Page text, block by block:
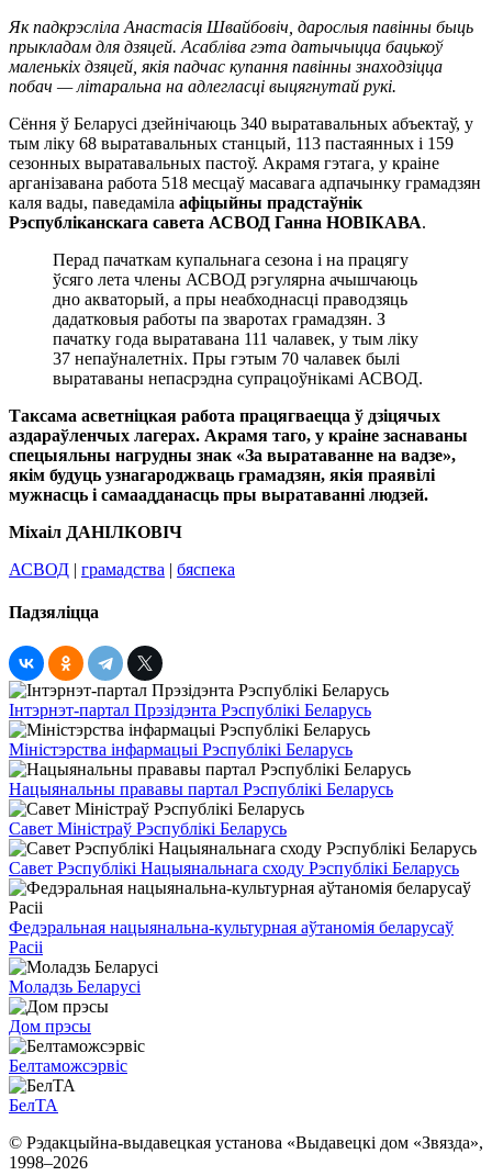
Як падкрэсліла Анастасія Швайбовіч, дарослыя павінны быць
прыкладам для дзяцей. Асабліва гэта датычыцца бацькоў
маленькіх дзяцей, якія падчас купання павінны знаходзіцца
побач — літаральна на адлегласці выцягнутай рукі.
Сёння ў Беларусі дзейнічаюць 340 выратавальных абъектаў, у
тым ліку 68 выратавальных станцый, 113 пастаянных і 159
сезонных выратавальных пастоў. Акрамя гэтага, у краіне
арганізавана работа 518 месцаў масавага адпачынку грамадзян
каля вады, паведаміла афіцыйны прадстаўнік
Рэспубліканскага савета АСВОД Ганна НОВІКАВА.
Перад пачаткам купальнага сезона і на працягу
ўсяго лета члены АСВОД рэгулярна ачышчаюць
дно акваторый, а пры неабходнасці праводзяць
дадатковыя работы па зваротах грамадзян. З
пачатку года выратавана 111 чалавек, у тым ліку
37 непаўналетніх. Пры гэтым 70 чалавек былі
выратаваны непасрэдна супрацоўнікамі АСВОД.
Таксама асветніцкая работа працягваецца ў дзіцячых
аздараўленчых лагерах. Акрамя таго, у краіне заснаваны
спецыяльны нагрудны знак «За выратаванне на вадзе»,
якім будуць узнагароджваць грамадзян, якія праявілі
мужнасць і самаадданасць пры выратаванні людзей.
Міхаіл ДАНІЛКОВІЧ
АСВОД | грамадства | бяспека
Падзяліцца
Інтэрнэт-партал Прэзідэнта Рэспублікі Беларусь
Міністэрства інфармацыі Рэспублікі Беларусь
Нацыянальны прававы партал Рэспублікі Беларусь
Савет Міністраў Рэспублікі Беларусь
Савет Рэспублікі Нацыянальнага сходу Рэспублікі Беларусь
Федэральная нацыянальна-культурная аўтаномія беларусаў
Расіі
Моладзь Беларусі
Дом прэсы
Белтаможсэрвіс
БелТА
© Рэдакцыйна-выдавецкая установа «Выдавецкі дом «Звязда»,
1998–2026